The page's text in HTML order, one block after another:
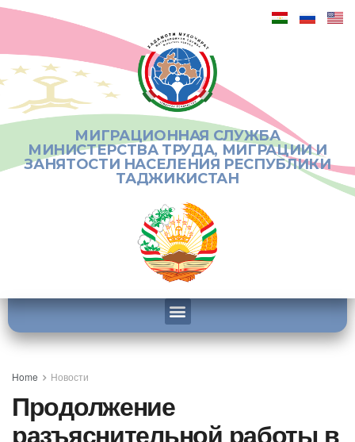
МИГРАЦИОННАЯ СЛУЖБА
МИНИСТЕРСТВА ТРУДА, МИГРАЦИИ И
ЗАНЯТОСТИ НАСЕЛЕНИЯ РЕСПУБЛИКИ
ТАДЖИКИСТАН
Home Новости
Продолжение
разъяснительной работы в